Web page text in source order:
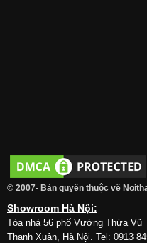
© 2007- Bản quyền thuộc về
Showroom Hà Nội:
Tòa nhà 56 phố Vường Thừa Vũ
Thanh Xuân, Hà Nội. Tel: 0913